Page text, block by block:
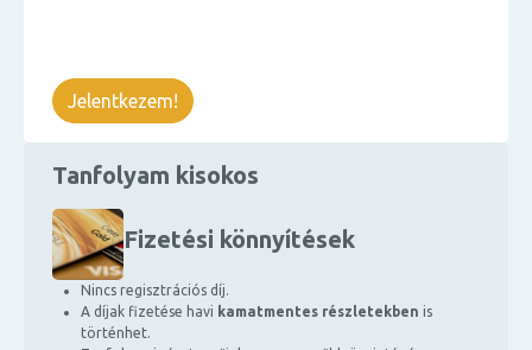
Tanfolyam kisokos
Fizetési könnyítések
Nincs regisztrációs díj.
A díjak fizetése havi kamatmentes részletekben is
történhet.
Jelentkezem!